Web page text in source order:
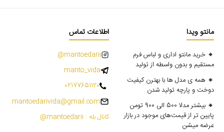
مانتو ویدا
🔸 خرید مانتو اداری و لباس فرم
مستقیم و بدون واسطه از تولید
🔸 همه ی مدل ها با بهترن کیفیت
دوخت و پارچه تولید شدن
🔸 بیشتر مدلا 500 الی 900 تومن
پایین تر از قیمت‌های موجود در بازار
عرضه میشن
اطلاعات تماس
mantoedarii@
manto_vida
02177651120
mantoedarivida@gmail.com
کانال بله : mantoedarii@